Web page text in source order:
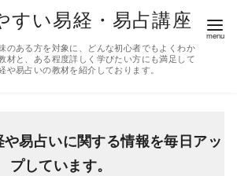
すい易経・易占講座
のある方を対象に、どんな初心者でもよくわか
材と、ある程度詳しく学びたい方にも満足して
や易占いの教材を紹介しております。
易占いに関する情報を毎日アッ
プしています。